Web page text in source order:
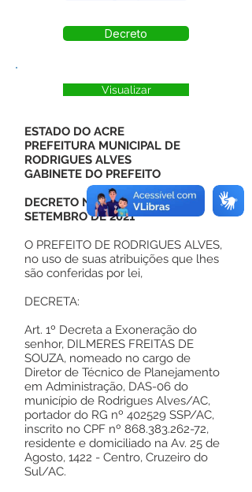
Decreto
Visualizar
ESTADO DO ACRE
PREFEITURA MUNICIPAL DE
RODRIGUES ALVES
GABINETE DO PREFEITO
DECRETO Nº 129, DE 01 DE
SETEMBRO DE 2021
O PREFEITO DE RODRIGUES ALVES,
no uso de suas atribuições que lhes
são conferidas por lei,
DECRETA:
Art. 1º Decreta a Exoneração do
senhor, DILMERES FREITAS DE
SOUZA, nomeado no cargo de
Diretor de Técnico de Planejamento
em Administração, DAS-06 do
município de Rodrigues Alves/AC,
portador do RG nº 402529 SSP/AC,
inscrito no CPF nº 868.383.262-72,
residente e domiciliado na Av. 25 de
Agosto, 1422 - Centro, Cruzeiro do
Sul/AC.